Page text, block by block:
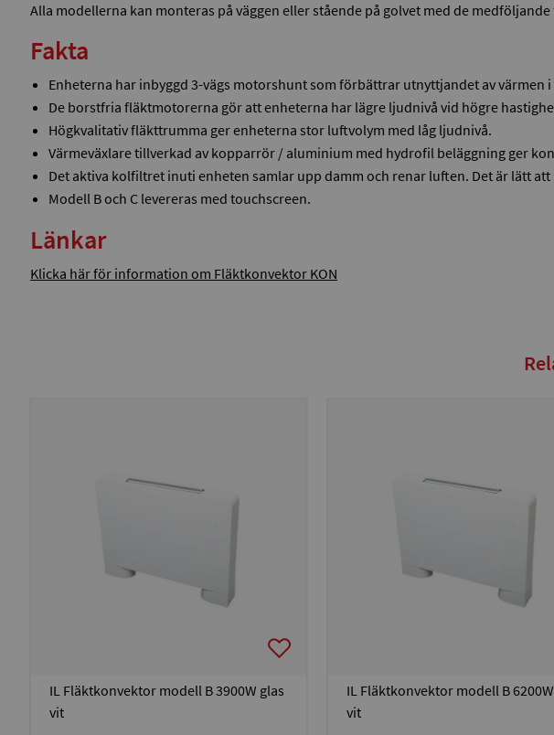
Alla modellerna kan monteras på väggen eller stående på golvet med de
Fakta
Enheterna har inbyggd 3-vägs motorshunt som förbättrar utnyttjandet av
De borstfria fläktmotorerna gör att enheterna har lägre ljudnivå vid högre
Högkvalitativ fläkttrumma ger enheterna stor luftvolym med låg ljudnivå.
Värmeväxlare tillverkad av kopparrör / aluminium med hydrofil beläggning ger
Det aktiva kolfiltret inuti enheten samlar upp damm och renar luften. Det är lätt att
Modell B och C levereras med touchscreen.
Länkar
Klicka här för information om Fläktkonvektor KON
IL Fläktkonvektor modell B 3900W glas
vit
IL Fläktkonvektor modell B
vit